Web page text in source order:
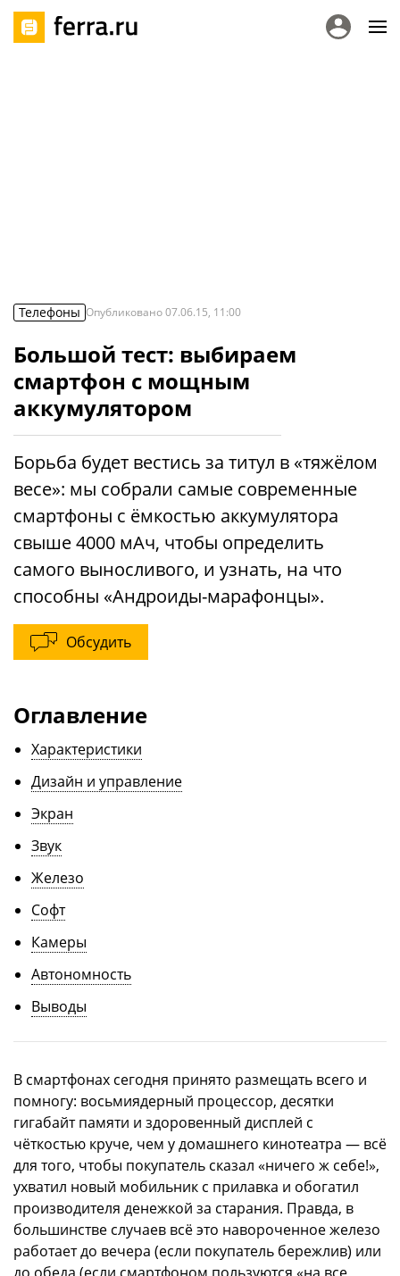
Телефоны Опубликовано07.06.15, 11:00
Большой тест: выбираем
смартфон с мощным
аккумулятором
Борьба будет вестись за титул в «тяжёлом
весе»: мы собрали самые современные
смартфоны с ёмкостью аккумулятора
свыше 4000 мАч, чтобы определить
самого выносливого, и узнать, на что
способны «Андроиды-марафонцы».
Обсудить
Оглавление
Характеристики
Дизайн и управление
Экран
Звук
Железо
Софт
Камеры
Автономность
Выводы
В смартфонах сегодня принято размещать всего и
помногу: восьмиядерный процессор, десятки
гигабайт памяти и здоровенный дисплей с
чёткостью круче, чем у домашнего кинотеатра — всё
для того, чтобы покупатель сказал «ничего ж себе!»,
ухватил новый мобильник с прилавка и обогатил
производителя денежкой за старания. Правда, в
большинстве случаев всё это навороченное железо
работает до вечера (если покупатель бережлив) или